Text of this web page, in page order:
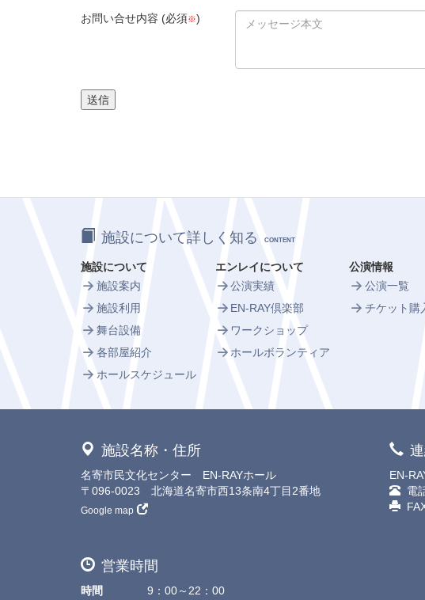
お問い合せ内容 (必須※)
施設について詳しく知る CONTENT
施設について
施設案内
施設利用
舞台設備
各部屋紹介
ホールスケジュール
エンレイについて
公演実績
EN-RAY倶楽部
ワークショップ
ホールボランティア
公演情報
公演一覧
チケット購
施設名称・住所
名寄市民文化センター EN-RAYホール
〒096-0023 北海道名寄市西13条南4丁目2番地
Google map
EN-
電
営業時間
時間 9：00～22：00